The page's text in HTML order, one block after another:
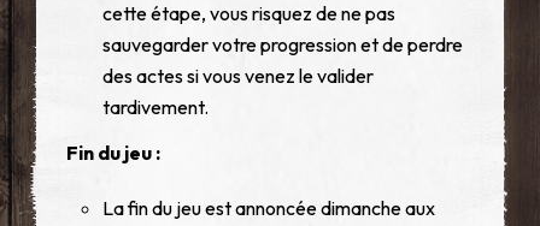
cette étape, vous risquez de ne pas
sauvegarder votre progression et de perdre
des actes si vous venez le valider
tardivement.
Fin du jeu :
La fin du jeu est annoncée dimanche aux